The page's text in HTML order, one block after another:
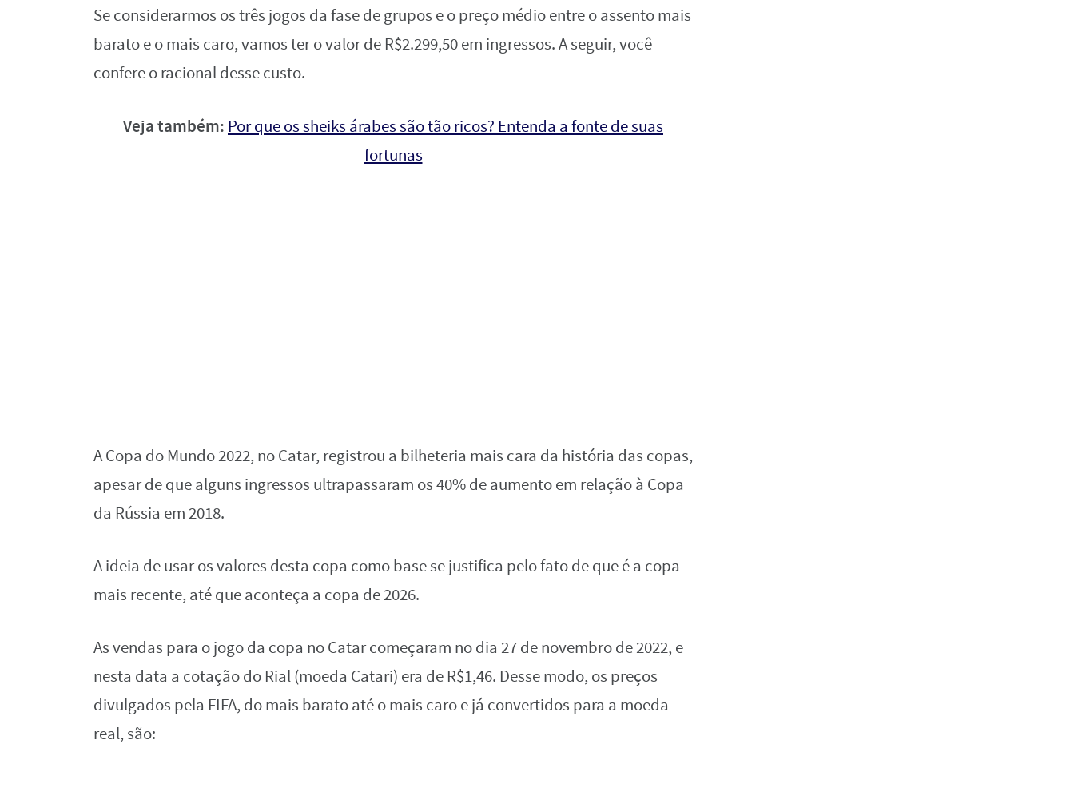
Se considerarmos os três jogos da fase de grupos e o preço médio entre o assento mais
barato e o mais caro, vamos ter o valor de R$2.299,50 em ingressos. A seguir, você
confere o racional desse custo.
Veja também: Por que os sheiks árabes são tão ricos? Entenda a fonte de suas
fortunas
A Copa do Mundo 2022, no Catar, registrou a bilheteria mais cara da história das copas,
apesar de que alguns ingressos ultrapassaram os 40% de aumento em relação à Copa
da Rússia em 2018.
A ideia de usar os valores desta copa como base se justifica pelo fato de que é a copa
mais recente, até que aconteça a copa de 2026.
As vendas para o jogo da copa no Catar começaram no dia 27 de novembro de 2022, e
nesta data a cotação do Rial (moeda Catari) era de R$1,46. Desse modo, os preços
divulgados pela FIFA, do mais barato até o mais caro e já convertidos para a moeda
real, são: